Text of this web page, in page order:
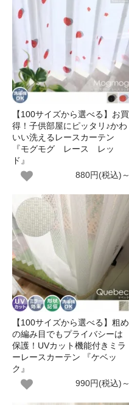
【100サイズから選べる】お買
得！子供部屋にピッタリ♪かわ
いい洗えるレースカーテン
『モグモグ レース レッ
ド』
880円(税込)～
【100サイズから選べる】粗め
の編み目でもプライバシーは
保護！UVカット機能付きミラ
ーレースカーテン 『ケベッ
ク』
990円(税込)～